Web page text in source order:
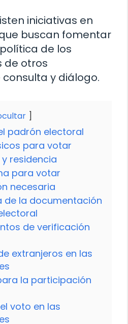
iniciativas en
buscan fomentar
de los
de otros
y diálogo.
padrón electoral
para votar
residencia
para votar
necesaria
de la documentación
de verificación
extranjeros en las
la participación
voto en las